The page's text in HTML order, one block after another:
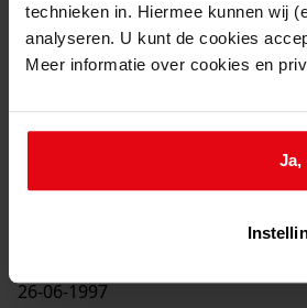
technieken in. Hiermee kunnen wij
analyseren. U kunt de cookies
Meer informatie over cookies en
Ja,
Inventaris
1701-1800
1717Oprichten van een bijkeuken
Datering:
Beschrijving:
Oprichten van een bijkeuken
26-06-1997